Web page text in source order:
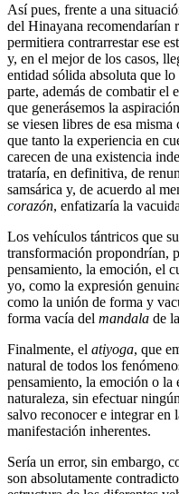
Así pues, frente a una
del Hinayana recomendarían
permitiera contrarrestar ese
y, en el mejor de los casos,
entidad sólida absoluta que
parte, además de combatir el
que generásemos la
se viesen libres de esa
que tanto la experiencia en
carecen de una existencia
trataría, en definitiva, de
samsárica y, de acuerdo al
corazón, enfatizaría la
Los vehículos tántricos que
transformación propondrían,
pensamiento, la emoción, el
yo, como la expresión
como la unión de forma y
forma vacía del mandala de
Finalmente, el atiyoga, que
natural de todos los
pensamiento, la emoción o la
naturaleza, sin efectuar
salvo reconocer e integrar en
manifestación inherentes.
Sería un error, sin embargo,
son absolutamente